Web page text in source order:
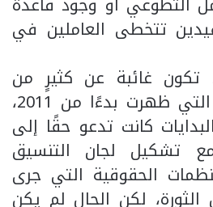
تتخطى العاملين في
تكون غائبة عن كثيرٍ من
المنظمات السورية التي ظهرت بدءًا من 2011،
كانت تدعو حقًا إلى
تشكيل لجان التنسيق
الحقوقية التي جرى
لكن الحال لم يكن